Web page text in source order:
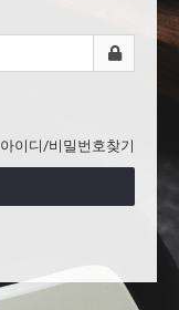
아이디/비밀번호찾기